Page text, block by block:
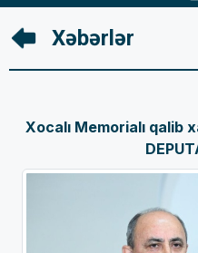
Xəbərlər
Xocalı Memorialı qalib